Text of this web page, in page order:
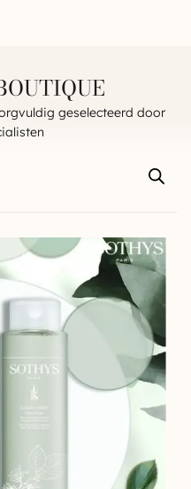
geselecteerd door